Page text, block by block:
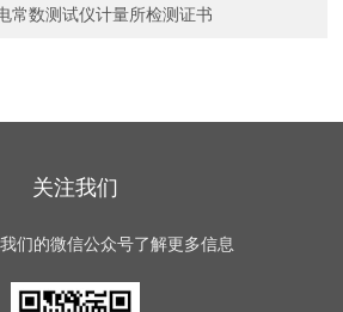
常数测试仪计量所检测证书
关注我们
们的微信公众号了解更多信息